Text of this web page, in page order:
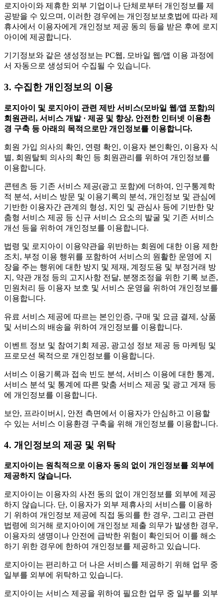
로지아이와 제휴한 외부 기업이나 단체로부터 개인정보를 제
공받을 수 있으며, 이러한 경우에는 개인정보보호법에 따라 제
휴사에서 이용자에게 개인정보 제공 동의 등을 받은 후에 로지
아이에 제공합니다.
기기정보와 같은 생성정보는 PC웹, 모바일 웹/앱 이용 과정에
서 자동으로 생성되어 수집될 수 있습니다.
3. 수집한 개인정보의 이용
로지아이 및 로지아이 관련 제반 서비스(모바일 웹/앱 포함)의
회원관리, 서비스 개발 · 제공 및 향상, 안전한 인터넷 이용환
경 구축 등 아래의 목적으로만 개인정보를 이용합니다.
회원 가입 의사의 확인, 연령 확인, 이용자 본인확인, 이용자 식
별, 회원탈퇴 의사의 확인 등 회원관리를 위하여 개인정보를
이용합니다.
콘텐츠 등 기존 서비스 제공(광고 포함)에 더하여, 인구통계학
적 분석, 서비스 방문 및 이용기록의 분석, 개인정보 및 관심에
기반한 이용자간 관계의 형성, 지인 및 관심사 등에 기반한 맞
춤형 서비스 제공 등 신규 서비스 요소의 발굴 및 기존 서비스
개선 등을 위하여 개인정보를 이용합니다.
법령 및 로지아이 이용약관을 위반하는 회원에 대한 이용 제한
조치, 부정 이용 행위를 포함하여 서비스의 원활한 운영에 지
장을 주는 행위에 대한 방지 및 제재, 계정도용 및 부정거래 방
지, 약관 개정 등의 고지사항 전달, 분쟁조정을 위한 기록 보존,
민원처리 등 이용자 보호 및 서비스 운영을 위하여 개인정보를
이용합니다.
유료 서비스 제공에 따르는 본인인증, 구매 및 요금 결제, 상품
및 서비스의 배송을 위하여 개인정보를 이용합니다.
이벤트 정보 및 참여기회 제공, 광고성 정보 제공 등 마케팅 및
프로모션 목적으로 개인정보를 이용합니다.
서비스 이용기록과 접속 빈도 분석, 서비스 이용에 대한 통계,
서비스 분석 및 통계에 따른 맞춤 서비스 제공 및 광고 게재 등
에 개인정보를 이용합니다.
보안, 프라이버시, 안전 측면에서 이용자가 안심하고 이용할
수 있는 서비스 이용환경 구축을 위해 개인정보를 이용합니다.
4. 개인정보의 제공 및 위탁
로지아이는 원칙적으로 이용자 동의 없이 개인정보를 외부에
제공하지 않습니다.
로지아이는 이용자의 사전 동의 없이 개인정보를 외부에 제공
하지 않습니다. 단, 이용자가 외부 제휴사의 서비스를 이용하
기 위하여 개인정보 제공에 직접 동의를 한 경우, 그리고 관련
법령에 의거해 로지아이에 개인정보 제출 의무가 발생한 경우,
이용자의 생명이나 안전에 급박한 위험이 확인되어 이를 해소
하기 위한 경우에 한하여 개인정보를 제공하고 있습니다.
로지아이는 편리하고 더 나은 서비스를 제공하기 위해 업무 중
일부를 외부에 위탁하고 있습니다.
로지아이는 서비스 제공을 위하여 필요한 업무 중 일부를 외부